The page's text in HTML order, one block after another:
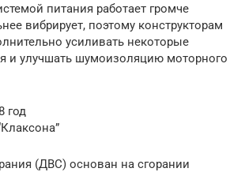
питания работает громче
вибрирует, поэтому конструкторам
усиливать некоторые
и улучшать шумоизоляцию моторного
год
(ДВС) основан на сгорании